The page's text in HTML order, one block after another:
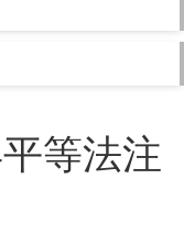
等法注